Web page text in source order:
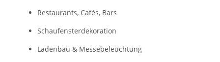
Restaurants, Cafés, Bars
Schaufensterdekoration
Ladenbau & Messebeleuchtung